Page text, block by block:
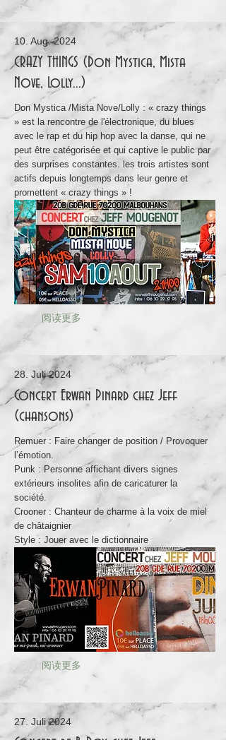
10. Aug. 2024
CRAZY THINGS (Don Mystica, Mista
Nove, Lolly...)
Don Mystica /Mista Nove/Lolly : « crazy things
» est la rencontre de l'électronique, du blues
avec le rap et du hip hop avec la danse, qui ne
peut être catégorisée et qui captive le public par
des surprises constantes. les trois artistes sont
actifs depuis longtemps dans leur genre et
promettent « crazy things » !
阅读更多
28. Juli 2024
Concert Erwan Pinard chez Jeff
(chansons)
Remuer : Faire changer de position / Provoquer
l’émotion.
Punk : Personne affichant divers signes
extérieurs insolites afin de caricaturer la
société.
Crooner : Chanteur de charme à la voix de miel
de châtaignier
Style : Jouer avec le dictionnaire
阅读更多
27. Juli 2024